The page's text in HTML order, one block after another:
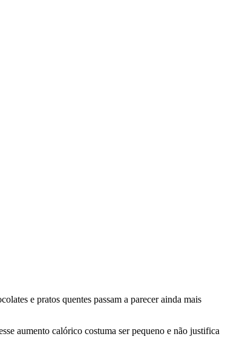
e pratos quentes passam a parecer ainda mais
aumento calórico costuma ser pequeno e não justifica